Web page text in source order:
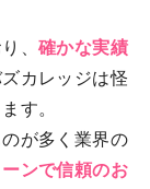
、 確かな実績
カレッジは怪
す。
が多く業界の
ンで信頼のお